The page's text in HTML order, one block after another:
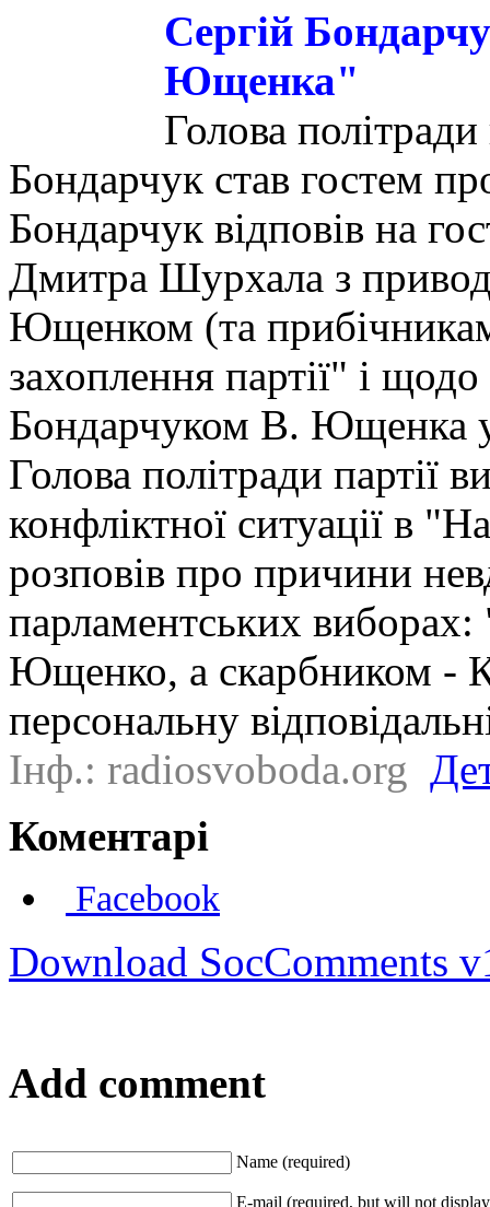
Сергій
Ющенка"
Голова
Бондарчук став гостем
Бондарчук відповів на
Дмитра Шурхала з
Ющенком (та
захоплення партії" і
Бондарчуком В. Ющенка у
Голова політради партії
конфліктної ситуації в
розповів про причини
парламентських виборах:
Ющенко, а скарбником -
персональну
Інф.: radiosvoboda.org
Коментарі
Facebook
Download SocComments
Add comment
Name (required)
E-mail (required, but will not